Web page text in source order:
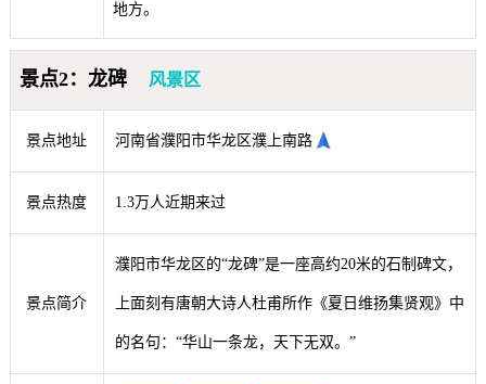
地方。
景点2：龙碑 风景区
景点地址 河南省濮阳市华龙区濮上南路
景点热度 1.3万人近期来过
景点简介
濮阳市华龙区的“龙碑”是一座高约20米的石制碑文，
上面刻有唐朝大诗人杜甫所作《夏日维扬集贤观》中
的名句：“华山一条龙，天下无双。”